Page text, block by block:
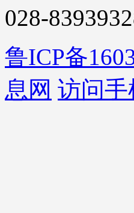
028-
鲁ICP备
息网 访问手